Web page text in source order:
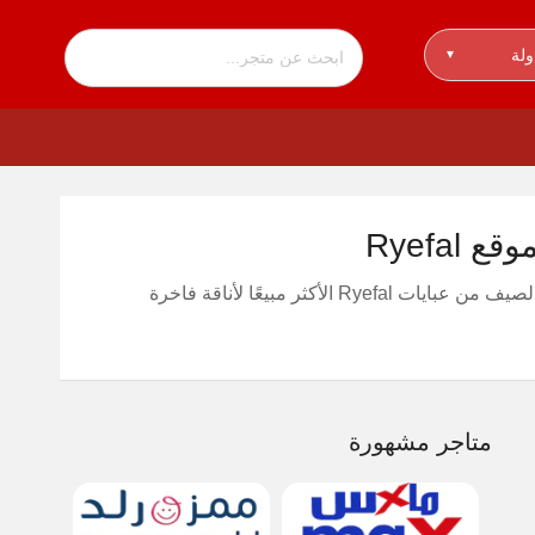
▾
لأحدث تخفيض حتى 10% على جميع تشكيلات كولكشن الصيف من عبايات Ryefal الأكثر مبيعًا لأناقة فاخرة
متاجر مشهورة